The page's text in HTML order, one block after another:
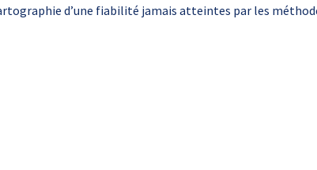
d’une fiabilité jamais atteintes par les